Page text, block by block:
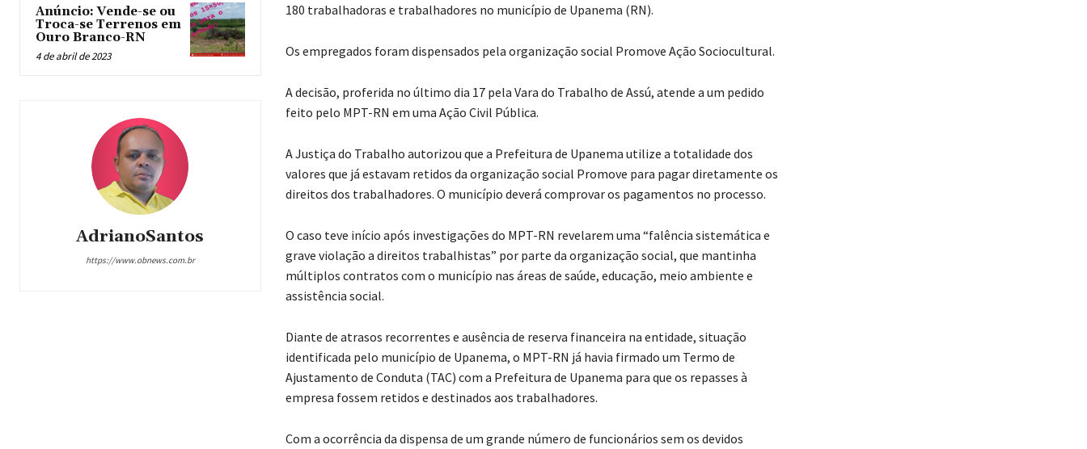
Anúncio: Vende-se ou
Troca-se Terrenos em
Ouro Branco-RN
4 de abril de 2023
AdrianoSantos
https://www.obnews.com.br
180 trabalhadoras e trabalhadores no município de Upanema (RN).
Os empregados foram dispensados pela organização social Promove Ação Sociocultural.
A decisão, proferida no último dia 17 pela Vara do Trabalho de Assú, atende a um pedido
feito pelo MPT-RN em uma Ação Civil Pública.
A Justiça do Trabalho autorizou que a Prefeitura de Upanema utilize a totalidade dos
valores que já estavam retidos da organização social Promove para pagar diretamente os
direitos dos trabalhadores. O município deverá comprovar os pagamentos no processo.
O caso teve início após investigações do MPT-RN revelarem uma “falência sistemática e
grave violação a direitos trabalhistas” por parte da organização social, que mantinha
múltiplos contratos com o município nas áreas de saúde, educação, meio ambiente e
assistência social.
Diante de atrasos recorrentes e ausência de reserva financeira na entidade, situação
identificada pelo município de Upanema, o MPT-RN já havia firmado um Termo de
Ajustamento de Conduta (TAC) com a Prefeitura de Upanema para que os repasses à
empresa fossem retidos e destinados aos trabalhadores.
Com a ocorrência da dispensa de um grande número de funcionários sem os devidos